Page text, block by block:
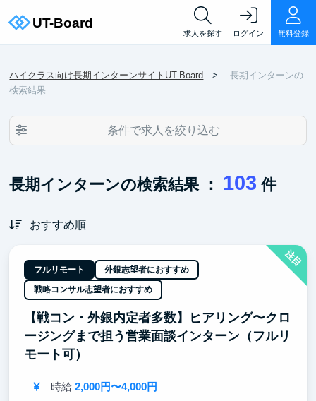
求人を探す ログイン 無料登録
ハイクラス向け長期インターンサイトUT-Board
長期インターンの
検索結果
条件で求人を絞り込む
長期インターンの検索結果 ： 103 件
おすすめ順
注目
フルリモート 外銀志望者におすすめ
戦略コンサル志望者におすすめ
【戦コン・外銀内定者多数】ヒアリング〜クロ
ージングまで担う営業面談インターン（フルリ
モート可）
時給 2,000円〜4,000円